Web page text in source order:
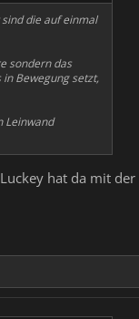
die auf einmal
sondern das
Bewegung setzt,
Leinwand
hat da mit